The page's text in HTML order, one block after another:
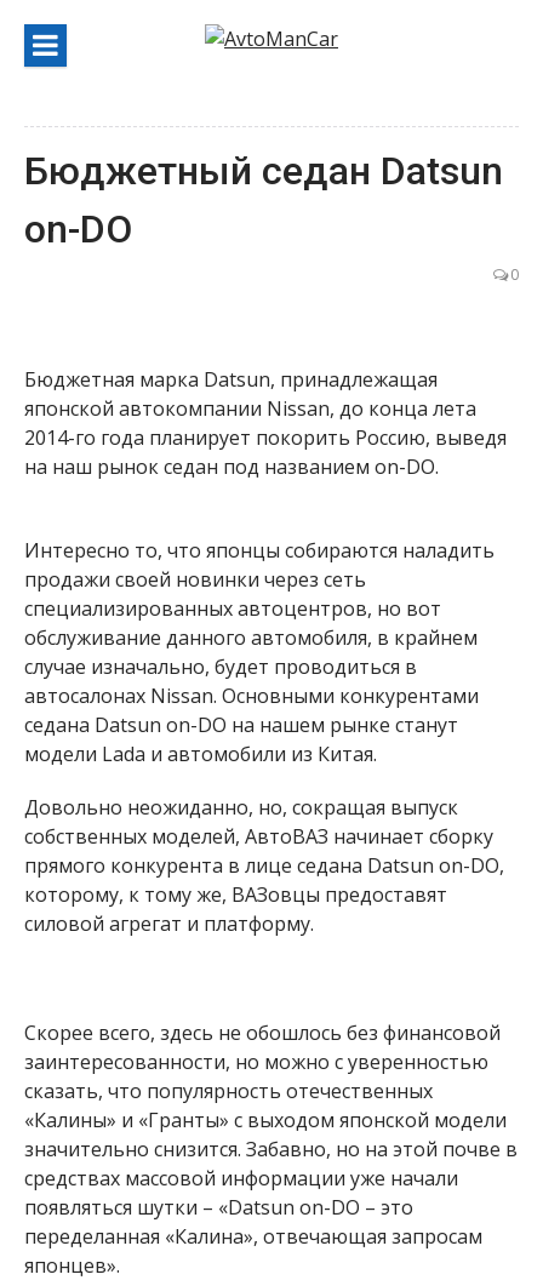
содержанию
Бюджетный седан Datsun
on-DO
0
Бюджетная марка Datsun, принадлежащая
японской автокомпании Nissan, до конца лета
2014-го года планирует покорить Россию, выведя
на наш рынок седан под названием on-DO.
Интересно то, что японцы собираются наладить
продажи своей новинки через сеть
специализированных автоцентров, но вот
обслуживание данного автомобиля, в крайнем
случае изначально, будет проводиться в
автосалонах Nissan. Основными конкурентами
седана Datsun on-DO на нашем рынке станут
модели Lada и автомобили из Китая.
Довольно неожиданно, но, сокращая выпуск
собственных моделей, АвтоВАЗ начинает сборку
прямого конкурента в лице седана Datsun on-DO,
которому, к тому же, ВАЗовцы предоставят
силовой агрегат и платформу.
Скорее всего, здесь не обошлось без финансовой
заинтересованности, но можно с уверенностью
сказать, что популярность отечественных
«Калины» и «Гранты» с выходом японской модели
значительно снизится. Забавно, но на этой почве в
средствах массовой информации уже начали
появляться шутки – «Datsun on-DO – это
переделанная «Калина», отвечающая запросам
японцев».